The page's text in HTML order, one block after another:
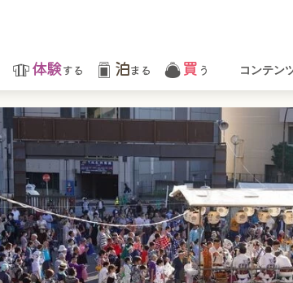
体験する 泊まる 買 う コンテン